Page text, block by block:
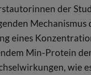
der
eines
Min-Protein
wie